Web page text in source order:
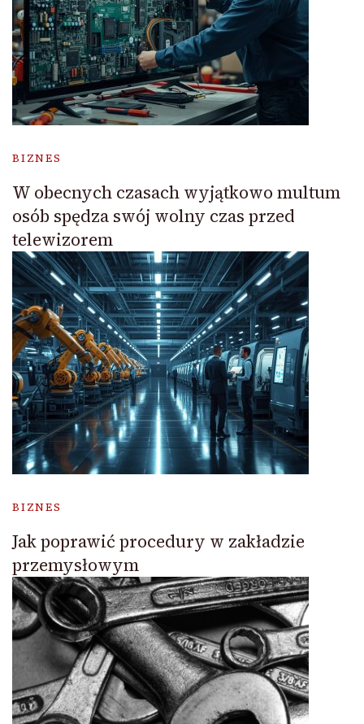
BIZNES
W obecnych czasach wyjątkowo multum
osób spędza swój wolny czas przed
telewizorem
BIZNES
Jak poprawić procedury w zakładzie
przemysłowym